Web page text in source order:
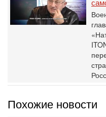
Похожие новости